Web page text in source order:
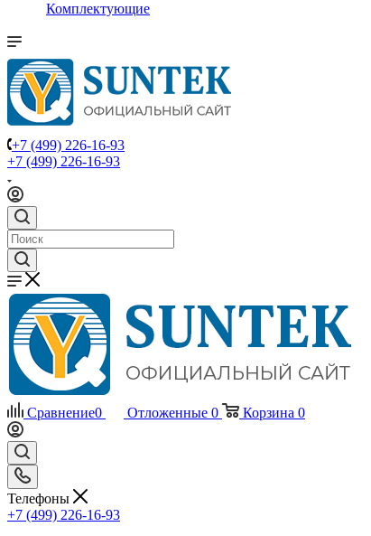
Комплектующие
+7 (499) 226-16-93
+7 (499) 226-16-93
Сравнение0 Отложенные 0 Корзина 0
Телефоны
+7 (499) 226-16-93